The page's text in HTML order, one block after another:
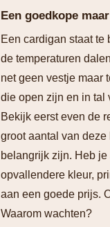
Een goedkope
Een cardigan staat
de temperaturen
net geen vestje maar
die open zijn en in tal
Bekijk eerst even de
groot aantal van
belangrijk zijn. Heb
opvallendere kleur,
aan een goede prijs.
Waarom wachten?